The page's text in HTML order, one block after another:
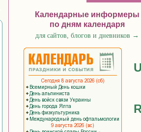
Календарные информеры
по дням календаря
для сайтов, блогов и дневников →